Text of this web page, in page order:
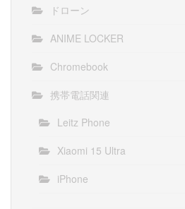
ドローン
ANIME LOCKER
Chromebook
携帯電話関連
Leitz Phone
Xiaomi 15 Ultra
iPhone